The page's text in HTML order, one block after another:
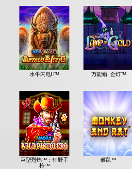
水牛闪电II™ 万能帽: 金灯™
巨型烈焰™：狂野手
枪™
猴鼠™